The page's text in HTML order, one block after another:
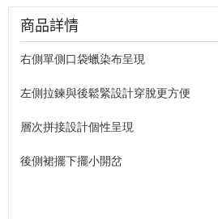
商品詳情
右側單側口袋蠟染布呈現
左側拉鍊與後鬆緊設計穿脫更方便
層次拼接設計個性呈現
後側裙擺下擺小開岔